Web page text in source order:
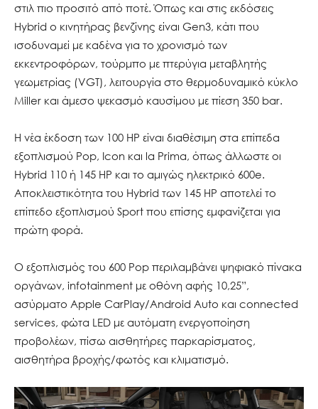
στιλ πιο προσιτό από ποτέ. Όπως και στις εκδόσεις
Hybrid ο κινητήρας βενζίνης είναι Gen3, κάτι που
ισοδυναμεί με καδένα για το χρονισμό των
εκκεντροφόρων, τούρμπο με πτερύγια μεταβλητής
γεωμετρίας (VGT), λειτουργία στο θερμοδυναμικό κύκλο
Miller και άμεσο ψεκασμό καυσίμου με πίεση 350 bar.
Η νέα έκδοση των 100 HP είναι διαθέσιμη στα επίπεδα
εξοπλισμού Pop, Icon και la Prima, όπως άλλωστε οι
Hybrid 110 ή 145 HP και το αμιγώς ηλεκτρικό 600e.
Αποκλειστικότητα του Hybrid των 145 HP αποτελεί το
επίπεδο εξοπλισμού Sport που επίσης εμφανίζεται για
πρώτη φορά.
Ο εξοπλισμός του 600 Pop περιλαμβάνει ψηφιακό πίνακα
οργάνων, infotainment με οθόνη αφής 10,25”,
ασύρματο Apple CarPlay/Android Auto και connected
services, φώτα LED με αυτόματη ενεργοποίηση
προβολέων, πίσω αισθητήρες παρκαρίσματος,
αισθητήρα βροχής/φωτός και κλιματισμό.